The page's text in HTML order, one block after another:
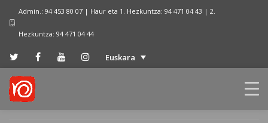
Admin.: 94 453 80 07 | Haur eta 1. Hezkuntza: 94 471 04 43 | 2.
Hezkuntza: 94 471 04 44
Euskara